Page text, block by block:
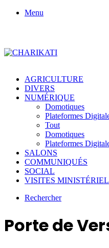
Menu
AGRICULTURE
DIVERS
NUMÉRIQUE
Domotiques
Plateformes
Tout
Domotiques
Plateformes
SALONS
COMMUNIQUÉS
SOCIAL
VISITES
Rechercher
Porte de